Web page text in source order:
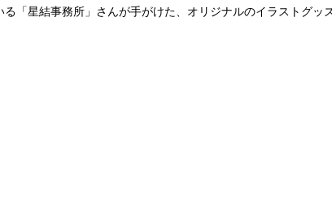
「星結事務所」さんが手がけた、オリジナルのイラストグッ